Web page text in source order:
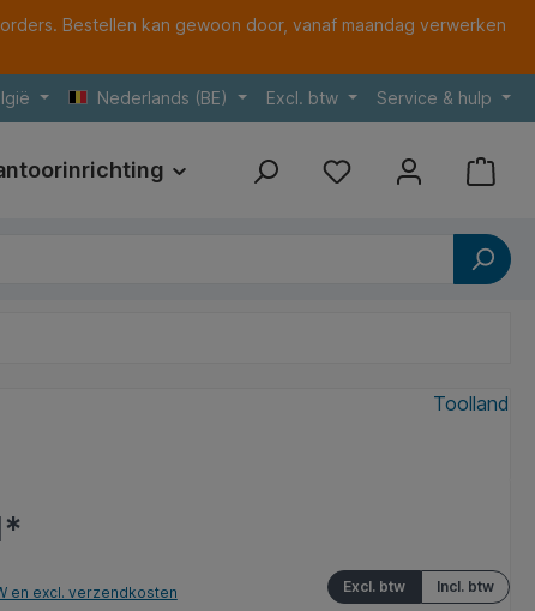
Bestellen kan gewoon door, vanaf maandag verwerken
Nederlands (BE) Excl. btw Service & hulp
Print Referenties
Toolland
Incl. btw
Excl. btw
en excl. verzendkosten